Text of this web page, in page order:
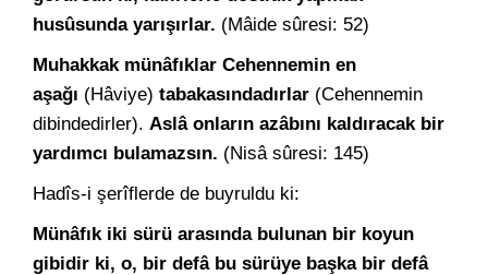
husûsunda yarışırlar. (Mâide sûresi: 52)
Muhakkak münâfıklar Cehennemin en
aşağı (Hâviye) tabakasındadırlar (Cehennemin
dibindedirler). Aslâ onların azâbını kaldıracak bir
yardımcı bulamazsın. (Nisâ sûresi: 145)
Hadîs-i şerîflerde de buyruldu ki:
Münâfık iki sürü arasında bulunan bir koyun
gibidir ki, o, bir defâ bu sürüye başka bir defâ